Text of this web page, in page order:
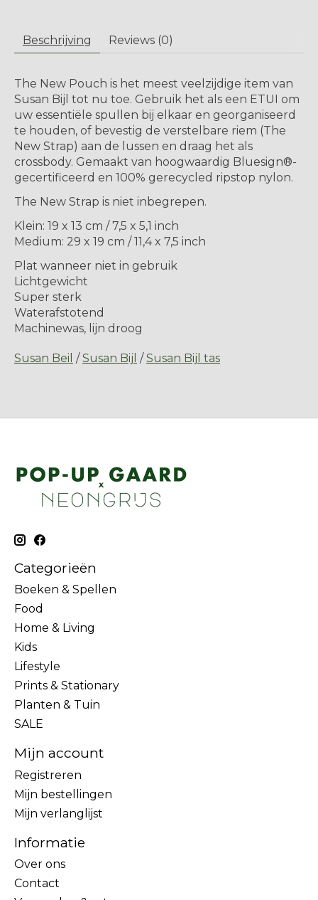
Beschrijving Reviews (0)
The New Pouch is het meest veelzijdige item van
Susan Bijl tot nu toe. Gebruik het als een ETUI om
uw essentiële spullen bij elkaar en georganiseerd
te houden, of bevestig de verstelbare riem (The
New Strap) aan de lussen en draag het als
crossbody. Gemaakt van hoogwaardig Bluesign®-
gecertificeerd en 100% gerecycled ripstop nylon.
The New Strap is niet inbegrepen.
Klein: 19 x 13 cm / 7,5 x 5,1 inch
Medium: 29 x 19 cm / 11,4 x 7,5 inch
Plat wanneer niet in gebruik
Lichtgewicht
Super sterk
Waterafstotend
Machinewas, lijn droog
Susan Beil /Susan Bijl /Susan Bijl tas
Categorieën
Boeken & Spellen
Food
Home & Living
Kids
Lifestyle
Prints & Stationary
Planten & Tuin
SALE
Mijn account
Registreren
Mijn bestellingen
Mijn verlanglijst
Informatie
Over ons
Contact